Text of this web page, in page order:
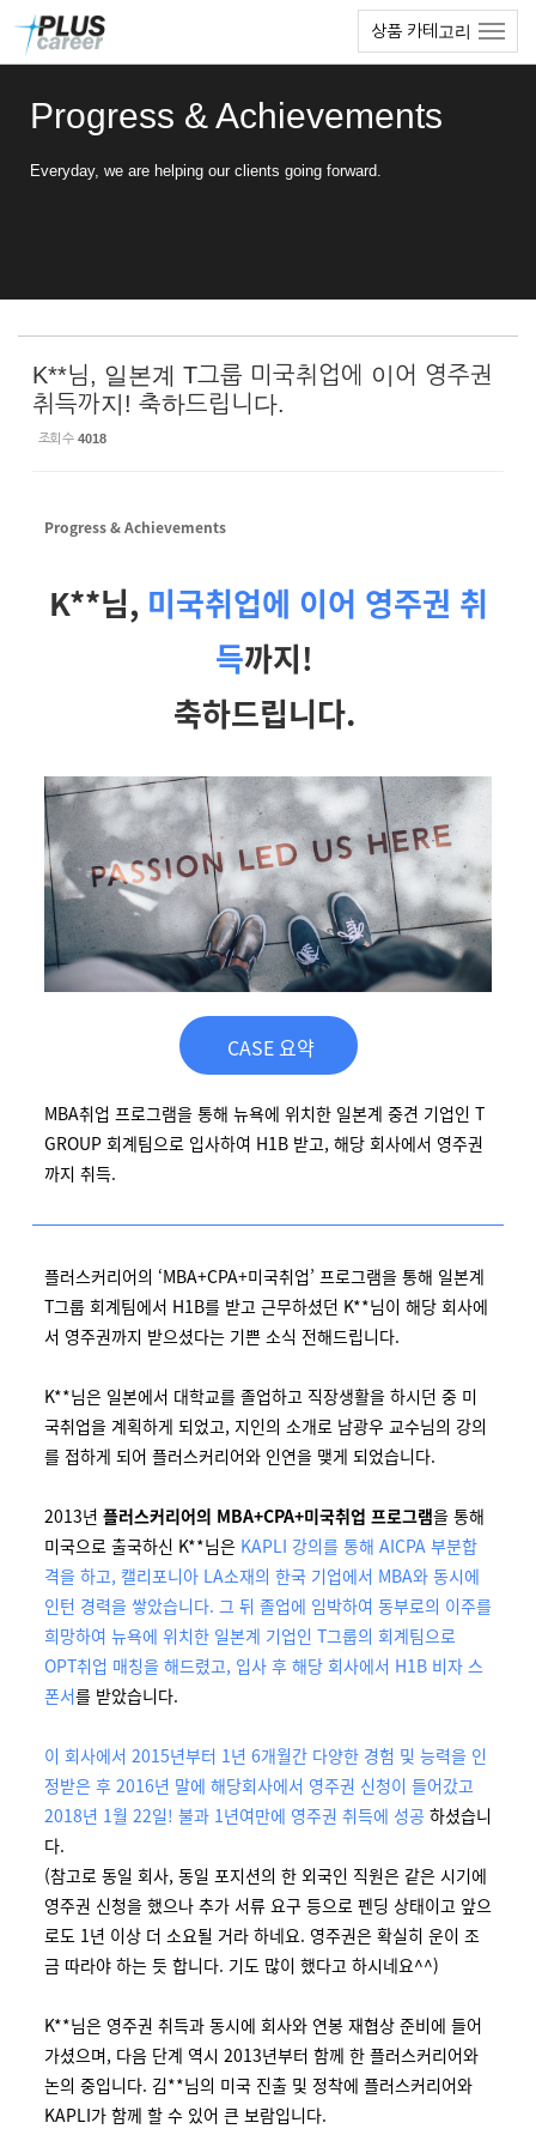
상품 카테고리
Progress & Achievements
Everyday, we are helping our clients going forward.
K**님, 일본계 T그룹 미국취업에 이어 영주권
취득까지! 축하드립니다.
조회 수 4018
Progress & Achievements
K**님, 미국취업에 이어 영주권 취
득까지!
축하드립니다.
CASE 요약
MBA취업 프로그램을 통해 뉴욕에 위치한 일본계 중견 기업인 T
GROUP 회계팀으로 입사하여 H1B 받고, 해당 회사에서 영주권
까지 취득.
플러스커리어의 ‘MBA+CPA+미국취업’ 프로그램을 통해 일본계
T그룹 회계팀에서 H1B를 받고 근무하셨던 K**님이 해당 회사에
서 영주권까지 받으셨다는 기쁜 소식 전해드립니다.
K**님은 일본에서 대학교를 졸업하고 직장생활을 하시던 중 미
국취업을 계획하게 되었고, 지인의 소개로 남광우 교수님의 강의
를 접하게 되어 플러스커리어와 인연을 맺게 되었습니다.
2013년 플러스커리어의 MBA+CPA+미국취업 프로그램을 통해
미국으로 출국하신 K**님은 KAPLI 강의를 통해 AICPA 부분합
격을 하고, 캘리포니아 LA소재의 한국 기업에서 MBA와 동시에
인턴 경력을 쌓았습니다. 그 뒤 졸업에 임박하여 동부로의 이주를
희망하여 뉴욕에 위치한 일본계 기업인 T그룹의 회계팀으로
OPT취업 매칭을 해드렸고, 입사 후 해당 회사에서 H1B 비자 스
폰서를 받았습니다.
이 회사에서 2015년부터 1년 6개월간 다양한 경험 및 능력을 인
정받은 후 2016년 말에 해당회사에서 영주권 신청이 들어갔고
2018년 1월 22일! 불과 1년여만에 영주권 취득에 성공 하셨습니
다.
(참고로 동일 회사, 동일 포지션의 한 외국인 직원은 같은 시기에
영주권 신청을 했으나 추가 서류 요구 등으로 펜딩 상태이고 앞으
로도 1년 이상 더 소요될 거라 하네요. 영주권은 확실히 운이 조
금 따라야 하는 듯 합니다. 기도 많이 했다고 하시네요^^)
K**님은 영주권 취득과 동시에 회사와 연봉 재협상 준비에 들어
가셨으며, 다음 단계 역시 2013년부터 함께 한 플러스커리어와
논의 중입니다. 김**님의 미국 진출 및 정착에 플러스커리어와
KAPLI가 함께 할 수 있어 큰 보람입니다.